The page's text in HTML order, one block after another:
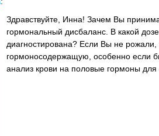
Здравствуйте, Инна! Зачем Вы
гормональный дисбаланс. В какой
диагностирована? Если Вы не
гормоносодержащую, особенно если
анализ крови на половые гормоны